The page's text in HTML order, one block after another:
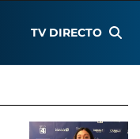
TV DIRECTO